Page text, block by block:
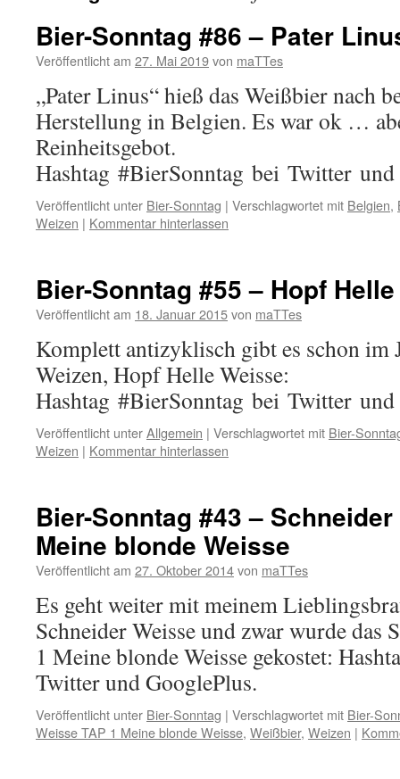
Bier-Sonntag #86 – Pater
Veröffentlicht am 27. Mai 2019von maTTes
„Pater Linus“ hieß das Weißbier nach
Herstellung in Belgien. Es war ok …
Reinheitsgebot.
Hashtag #BierSonntag bei Twitter
Veröffentlicht unter Bier-Sonntag | Verschlagwortet mit Belgien,
Weizen | Kommentar hinterlassen
Bier-Sonntag #55 – Hopf
Veröffentlicht am 18. Januar 2015von maTTes
Komplett antizyklisch gibt es schon im
Weizen, Hopf Helle Weisse:
Hashtag #BierSonntag bei Twitter
Veröffentlicht unterAllgemein | Verschlagwortet mit Bier-
Weizen | Kommentar hinterlassen
Bier-Sonntag #43 –
Meine blonde Weisse
Veröffentlicht am 27. Oktober 2014von maTTes
Es geht weiter mit meinem
Schneider Weisse und zwar wurde das
1 Meine blonde Weisse gekostet:
Twitter und GooglePlus.
Veröffentlicht unter Bier-Sonntag | Verschlagwortet mit Bier-
Weisse TAP 1 Meine blonde Weisse, Weißbier, Weizen |